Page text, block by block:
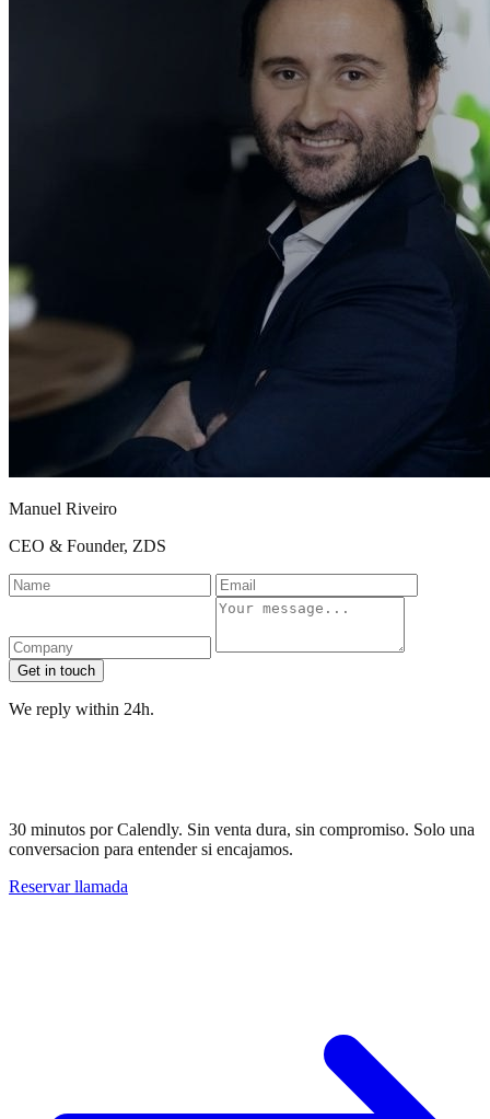
Manuel Riveiro
CEO & Founder, ZDS
Name
Email
Message
Get in touch
We reply within 24h.
30 minutos por Calendly. Sin venta dura, sin compromiso. Solo una
conversacion para entender si encajamos.
Reservar llamada